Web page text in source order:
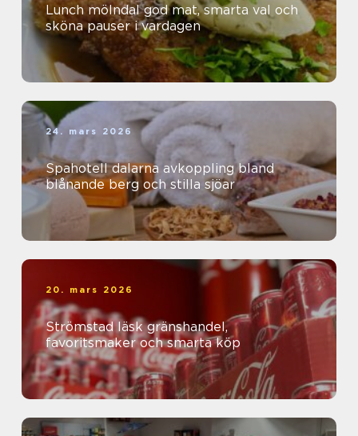
Lunch mölndal god mat, smarta val och
sköna pauser i vardagen
24. mars 2026
Spahotell dalarna avkoppling bland
blånande berg och stilla sjöar
20. mars 2026
Strömstad läsk gränshandel,
favoritsmaker och smarta köp